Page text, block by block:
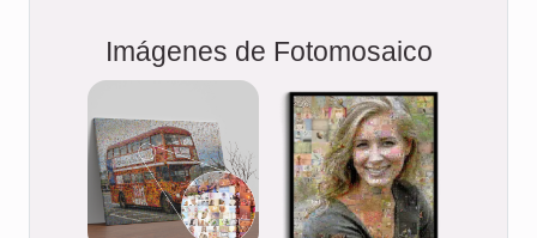
Imágenes de Fotomosaico